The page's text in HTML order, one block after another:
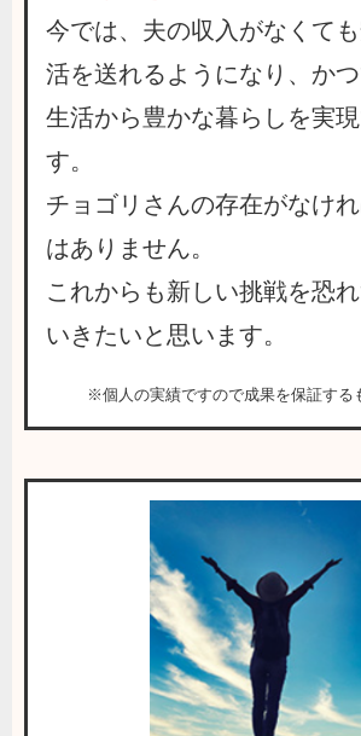
今では、夫の収入がなくて
活を送れるようになり、か
生活から豊かな暮らしを実
す。
チョゴリさんの存在がなけ
はありません。
これからも新しい挑戦を恐
いきたいと思います。
※個人の実績ですので成果を保証する